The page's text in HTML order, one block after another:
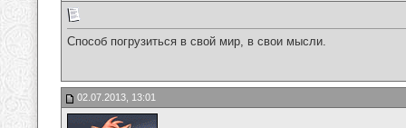
Способ погрузиться в свой мир, в свои мысли.
02.07.2013, 13:01